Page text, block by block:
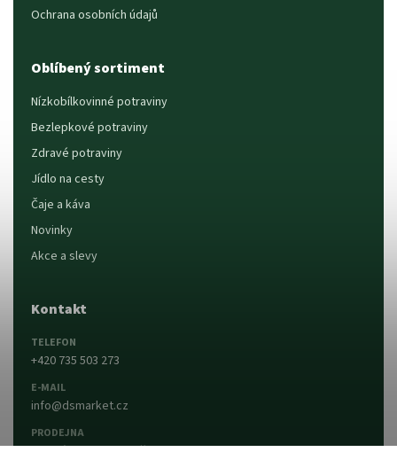
Ochrana osobních údajů
Oblíbený sortiment
Nízkobílkovinné potraviny
Bezlepkové potraviny
Zdravé potraviny
Jídlo na cesty
Čaje a káva
Novinky
Akce a slevy
Kontakt
TELEFON
+420 735 503 273
E-MAIL
info@dsmarket.cz
PRODEJNA